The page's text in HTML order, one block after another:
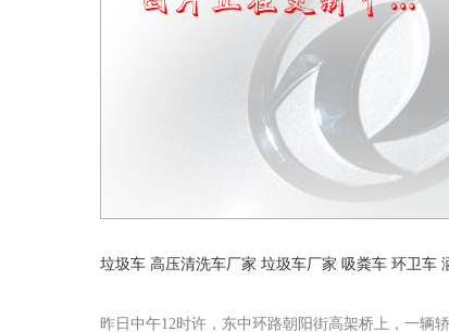
垃圾车 高压清洗车厂家 垃圾车厂家 吸粪车 环卫车
昨日中午12时许，东中环路朝阳街高架桥上，一辆